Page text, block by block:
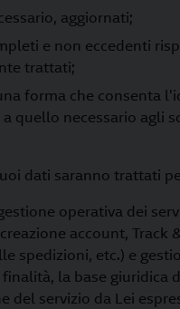
aggiornati;
e non eccedenti
trattati;
forma che consenta
quello necessario agli
dati saranno trattati
operativa dei
account, Track
spedizioni, etc.) e
la base giuridica
del servizio da Lei